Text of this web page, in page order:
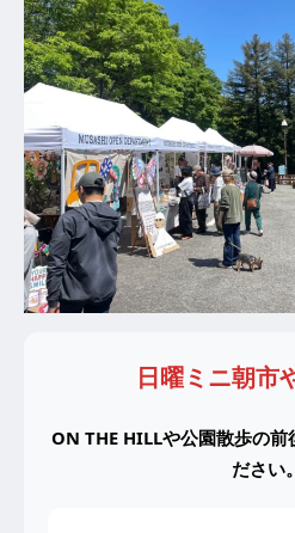
日曜ミニ朝市
ON THE HILLや公園散歩の前
ださい。